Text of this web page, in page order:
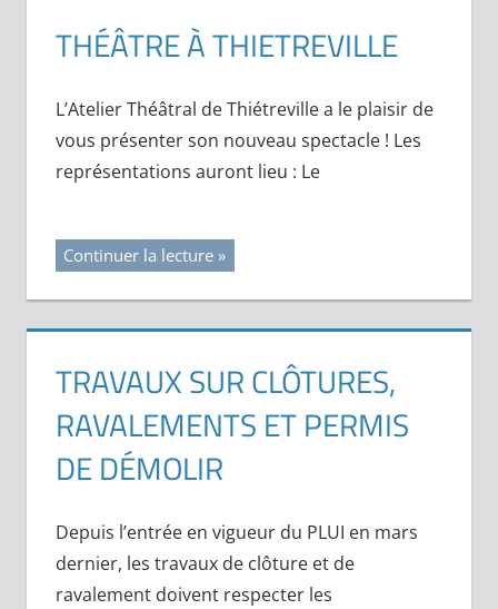
THÉÂTRE À THIETREVILLE
L’Atelier Théâtral de Thiétreville a le plaisir de
vous présenter son nouveau spectacle ! Les
représentations auront lieu : Le
Continuer la lecture
TRAVAUX SUR CLÔTURES,
RAVALEMENTS ET PERMIS
DE DÉMOLIR
Depuis l’entrée en vigueur du PLUI en mars
dernier, les travaux de clôture et de
ravalement doivent respecter les